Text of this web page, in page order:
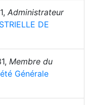
, Administrateur
DE
, Membre du
Générale